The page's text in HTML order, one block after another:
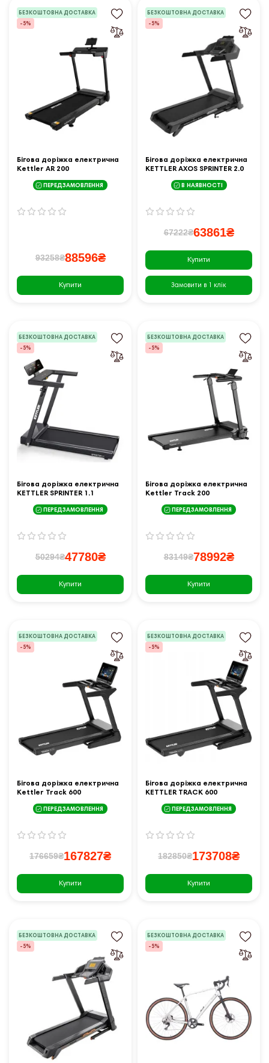
БЕЗКОШТОВНА ДОСТАВКА
-5%
Бігова доріжка електрична
Kettler AR 200
ПЕРЕДЗАМОВЛЕННЯ
93258₴88596₴
Купити
БЕЗКОШТОВНА ДОСТАВКА
-5%
Бігова доріжка електрична
KETTLER AXOS SPRINTER 2.0
В НАЯВНОСТІ
67222₴63861₴
Купити
Замовити в 1 клік
БЕЗКОШТОВНА ДОСТАВКА
-5%
Бігова доріжка електрична
KETTLER SPRINTER 1.1
ПЕРЕДЗАМОВЛЕННЯ
50294₴47780₴
Купити
БЕЗКОШТОВНА ДОСТАВКА
-5%
Бігова доріжка електрична
Kettler Track 200
ПЕРЕДЗАМОВЛЕННЯ
83149₴78992₴
Купити
БЕЗКОШТОВНА ДОСТАВКА
-5%
Бігова доріжка електрична
Kettler Track 600
ПЕРЕДЗАМОВЛЕННЯ
176659₴167827₴
Купити
БЕЗКОШТОВНА ДОСТАВКА
-5%
Бігова доріжка електрична
KETTLER TRACK 600
ПЕРЕДЗАМОВЛЕННЯ
182850₴173708₴
Купити
БЕЗКОШТОВНА ДОСТАВКА
-5%
БЕЗКОШТОВНА ДОСТАВКА
-5%